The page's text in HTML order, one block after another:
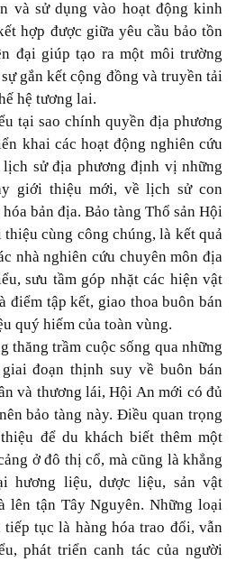
và sử dụng vào hoạt động kinh
hợp được giữa yêu cầu bảo tồn
đại giúp tạo ra một môi trường
gắn kết cộng đồng và truyền tải
hệ tương lai.
tại sao chính quyền địa phương
khai các hoạt động nghiên cứu
lịch sử địa phương định vị những
giới thiệu mới, về lịch sử con
bản địa. Bảo tàng Thổ sản Hội
cùng công chúng, là kết quả
nhà nghiên cứu chuyên môn địa
sưu tầm góp nhặt các hiện vật
điểm tập kết, giao thoa buôn bán
quý hiếm của toàn vùng.
thăng trầm cuộc sống qua những
đoạn thịnh suy về buôn bán
và thương lái, Hội An mới có đủ
bảo tàng này. Điều quan trọng
để du khách biết thêm một
ở đô thị cổ, mà cũng là khẳng
hương liệu, dược liệu, sản vật
lên tận Tây Nguyên. Những loại
tiếp tục là hàng hóa trao đổi, vẫn
phát triển canh tác của người